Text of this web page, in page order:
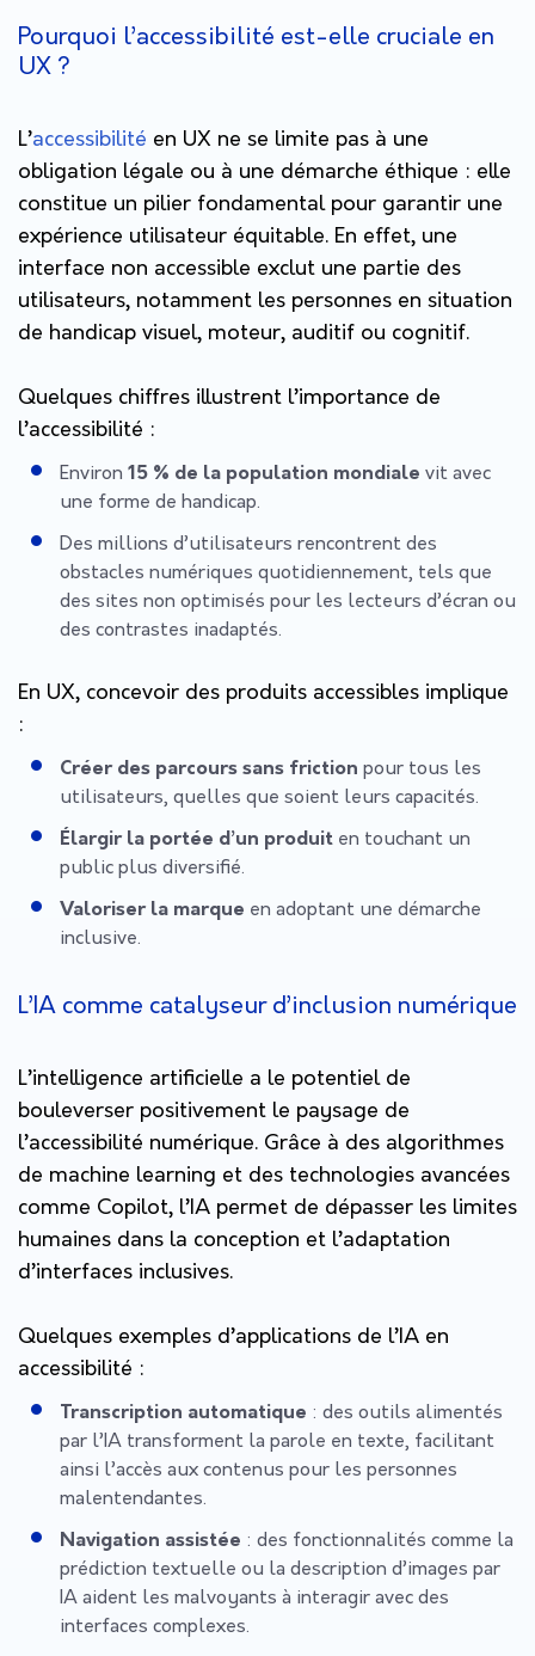
Pourquoi l’accessibilité est-elle cruciale en
UX ?
L’accessibilité en UX ne se limite pas à une
obligation légale ou à une démarche éthique : elle
constitue un pilier fondamental pour garantir une
expérience utilisateur équitable. En effet, une
interface non accessible exclut une partie des
utilisateurs, notamment les personnes en situation
de handicap visuel, moteur, auditif ou cognitif.
Quelques chiffres illustrent l’importance de
l’accessibilité :
Environ 15 % de la population mondiale vit avec
une forme de handicap.
Des millions d’utilisateurs rencontrent des
obstacles numériques quotidiennement, tels que
des sites non optimisés pour les lecteurs d’écran ou
des contrastes inadaptés.
En UX, concevoir des produits accessibles implique
:
Créer des parcours sans friction pour tous les
utilisateurs, quelles que soient leurs capacités.
Élargir la portée d’un produit en touchant un
public plus diversifié.
Valoriser la marque en adoptant une démarche
inclusive.
L’IA comme catalyseur d’inclusion numérique
L’intelligence artificielle a le potentiel de
bouleverser positivement le paysage de
l’accessibilité numérique. Grâce à des algorithmes
de machine learning et des technologies avancées
comme Copilot, l’IA permet de dépasser les limites
humaines dans la conception et l’adaptation
d’interfaces inclusives.
Quelques exemples d’applications de l’IA en
accessibilité :
Transcription automatique : des outils alimentés
par l’IA transforment la parole en texte, facilitant
ainsi l’accès aux contenus pour les personnes
malentendantes.
Navigation assistée : des fonctionnalités comme la
prédiction textuelle ou la description d’images par
IA aident les malvoyants à interagir avec des
interfaces complexes.